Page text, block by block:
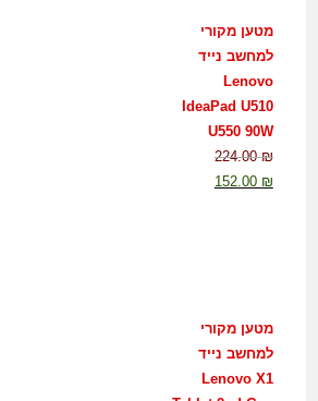
מטען מקורי
למחשב נייד
Lenovo
IdeaPad U510
U550 90W
224.00₪
152.00 ₪
מטען מקורי
למחשב נייד
Lenovo X1